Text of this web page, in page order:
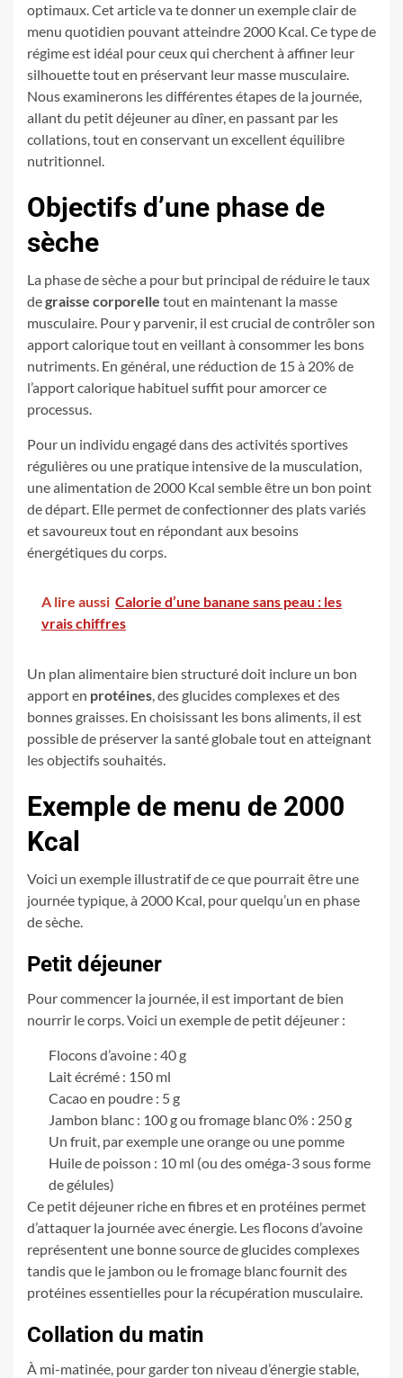
optimaux. Cet article va te donner un exemple clair de
menu quotidien pouvant atteindre 2000 Kcal. Ce type de
régime est idéal pour ceux qui cherchent à affiner leur
silhouette tout en préservant leur masse musculaire.
Nous examinerons les différentes étapes de la journée,
allant du petit déjeuner au dîner, en passant par les
collations, tout en conservant un excellent équilibre
nutritionnel.
Objectifs d’une phase de
sèche
La phase de sèche a pour but principal de réduire le taux
degraisse corporelle tout en maintenant la masse
musculaire. Pour y parvenir, il est crucial de contrôler son
apport calorique tout en veillant à consommer les bons
nutriments. En général, une réduction de 15 à 20% de
l’apport calorique habituel suffit pour amorcer ce
processus.
Pour un individu engagé dans des activités sportives
régulières ou une pratique intensive de la musculation,
une alimentation de 2000 Kcal semble être un bon point
de départ. Elle permet de confectionner des plats variés
et savoureux tout en répondant aux besoins
énergétiques du corps.
A lire aussi Calorie d’une banane sans peau : les
vrais chiffres
Un plan alimentaire bien structuré doit inclure un bon
apport en protéines, des glucides complexes et des
bonnes graisses. En choisissant les bons aliments, il est
possible de préserver la santé globale tout en atteignant
les objectifs souhaités.
Exemple de menu de 2000
Kcal
Voici un exemple illustratif de ce que pourrait être une
journée typique, à 2000 Kcal, pour quelqu’un en phase
de sèche.
Petit déjeuner
Pour commencer la journée, il est important de bien
nourrir le corps. Voici un exemple de petit déjeuner :
Flocons d’avoine : 40 g
Lait écrémé : 150 ml
Cacao en poudre : 5 g
Jambon blanc : 100 g ou fromage blanc 0% : 250 g
Un fruit, par exemple une orange ou une pomme
Huile de poisson : 10 ml (ou des oméga-3 sous forme
de gélules)
Ce petit déjeuner riche en fibres et en protéines permet
d’attaquer la journée avec énergie. Les flocons d’avoine
représentent une bonne source de glucides complexes
tandis que le jambon ou le fromage blanc fournit des
protéines essentielles pour la récupération musculaire.
Collation du matin
À mi-matinée, pour garder ton niveau d’énergie stable,